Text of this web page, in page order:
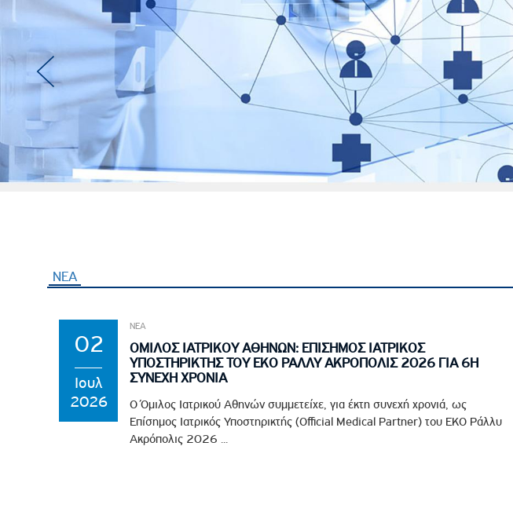
ΝΕΑ
02
Ιουλ
2026
ΝΕΑ
ΟΜΙΛΟΣ ΙΑΤΡΙΚΟΥ ΑΘΗΝΩΝ: ΕΠΙΣΗΜΟΣ ΙΑΤΡΙΚΟΣ
ΥΠΟΣΤΗΡΙΚΤΗΣ ΤΟΥ EKO ΡΑΛΛΥ ΑΚΡΟΠΟΛΙΣ 2026 ΓΙΑ 6Η
ΣΥΝΕΧΗ ΧΡΟΝΙΑ
Ο Όμιλος Ιατρικού Αθηνών συμμετείχε, για έκτη συνεχή χρονιά, ως
Επίσημος Ιατρικός Υποστηρικτής (Official Medical Partner) του EKO Ράλλυ
Ακρόπολις 2026 ...